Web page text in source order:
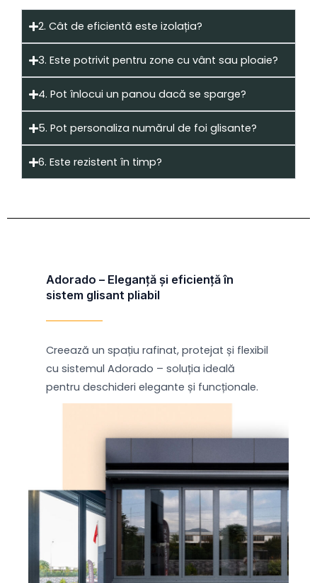
2. Cât de eficientă este izolația?
3. Este potrivit pentru zone cu vânt sau ploaie?
4. Pot înlocui un panou dacă se sparge?
5. Pot personaliza numărul de foi glisante?
6. Este rezistent în timp?
Adorado – Eleganță și eficiență în
sistem glisant pliabil
Creează un spațiu rafinat, protejat și flexibil
cu sistemul Adorado – soluția ideală
pentru deschideri elegante și funcționale.